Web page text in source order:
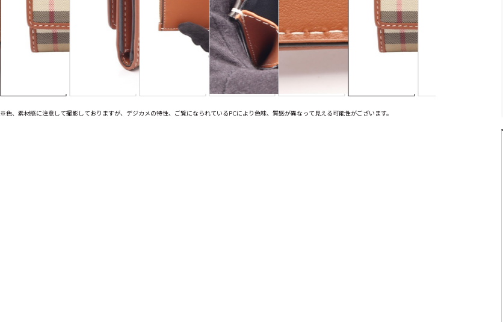
※色、素材感に注意して撮影しておりますが、デジカメの特性、ご覧になられているPCにより色味、質感が異なって見える可能性がございます。